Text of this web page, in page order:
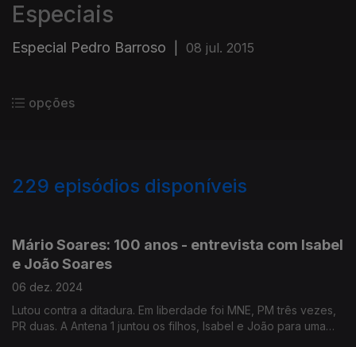
Especiais
Especial Pedro Barroso 08 jul. 2015
opções
229 episódios disponíveis
Mário Soares: 100 anos - entrevista com Isabel
e João Soares
06 dez. 2024
Lutou contra a ditadura. Em liberdade foi MNE, PM três vezes,
PR duas. A Antena 1 juntou os filhos, Isabel e João para uma